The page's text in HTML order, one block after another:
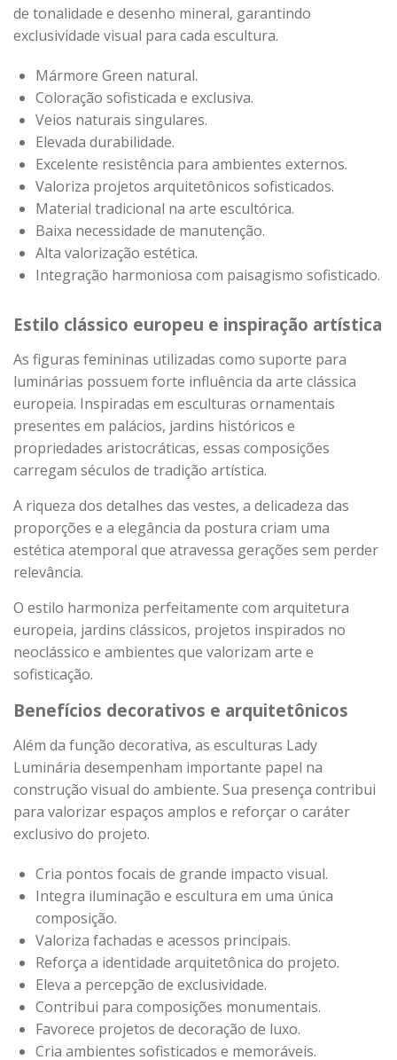
de tonalidade e desenho mineral, garantindo
exclusividade visual para cada escultura.
Mármore Green natural.
Coloração sofisticada e exclusiva.
Veios naturais singulares.
Elevada durabilidade.
Excelente resistência para ambientes externos.
Valoriza projetos arquitetônicos sofisticados.
Material tradicional na arte escultórica.
Baixa necessidade de manutenção.
Alta valorização estética.
Integração harmoniosa com paisagismo sofisticado.
Estilo clássico europeu e inspiração artística
As figuras femininas utilizadas como suporte para
luminárias possuem forte influência da arte clássica
europeia. Inspiradas em esculturas ornamentais
presentes em palácios, jardins históricos e
propriedades aristocráticas, essas composições
carregam séculos de tradição artística.
A riqueza dos detalhes das vestes, a delicadeza das
proporções e a elegância da postura criam uma
estética atemporal que atravessa gerações sem perder
relevância.
O estilo harmoniza perfeitamente com arquitetura
europeia, jardins clássicos, projetos inspirados no
neoclássico e ambientes que valorizam arte e
sofisticação.
Benefícios decorativos e arquitetônicos
Além da função decorativa, as esculturas Lady
Luminária desempenham importante papel na
construção visual do ambiente. Sua presença contribui
para valorizar espaços amplos e reforçar o caráter
exclusivo do projeto.
Cria pontos focais de grande impacto visual.
Integra iluminação e escultura em uma única
composição.
Valoriza fachadas e acessos principais.
Reforça a identidade arquitetônica do projeto.
Eleva a percepção de exclusividade.
Contribui para composições monumentais.
Favorece projetos de decoração de luxo.
Cria ambientes sofisticados e memoráveis.